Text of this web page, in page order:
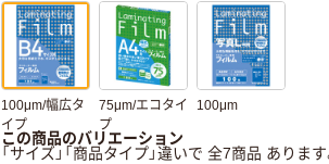
100μm/幅広タ
イプ
75μm/エコタイ
プ
100μm
この商品のバリエーション
「サイズ」「商品タイプ」違いで 全7商品 あります